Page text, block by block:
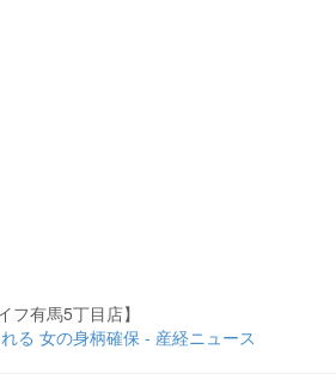
有馬5丁目店】
る 女の身柄確保 - 産経ニュース